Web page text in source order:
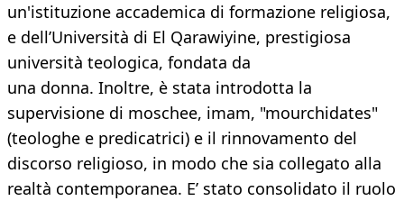
un'istituzione accademica di formazione religiosa,
e dell’Università di El Qarawiyine, prestigiosa
università teologica, fondata da
una donna. Inoltre, è stata introdotta la
supervisione di moschee, imam, "mourchidates"
(teologhe e predicatrici) e il rinnovamento del
discorso religioso, in modo che sia collegato alla
realtà contemporanea. E’ stato consolidato il ruolo